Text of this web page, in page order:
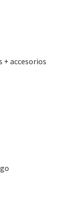
+ accesorios